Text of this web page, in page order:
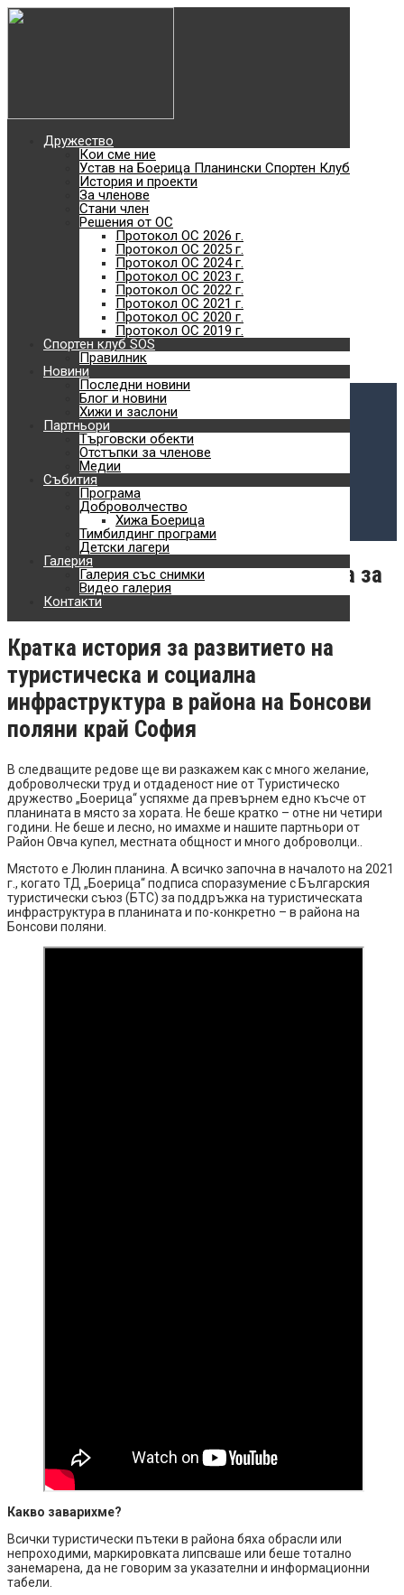
Дружество
Кои сме ние
Устав на Боерица Планински Спортен Клуб
История и проекти
За членове
Стани член
Решения от ОС
Протокол ОС 2026 г.
Протокол ОС 2025 г.
Протокол ОС 2024 г.
Протокол ОС 2023 г.
Протокол ОС 2022 г.
Протокол ОС 2021 г.
Протокол ОС 2020 г.
Протокол ОС 2019 г.
Спортен клуб SOS
Правилник
Новини
Последни новини
Блог и новини
Хижи и заслони
Партньори
Търговски обекти
Отстъпки за членове
Медии
Събития
Програма
Доброволчество
Хижа Боерица
Тимбилдинг програми
Детски лагери
Галерия
Галерия със снимки
Видео галерия
Контакти
туристическа база
Най-голямото отборно
планинско състезание с
кауза в България
с. Железница - Черни връх - с. Владая
Планински спортен клубSOS
Виж повече
Планински спортове
Доброволчество
Хижа Боерица
Детски лагери
Как превърнахме Люлин в планина за
хората
Кратка история за развитието на
туристическа и социална
инфраструктура в района на Бонсови
поляни край София
В следващите редове ще ви разкажем как с много желание,
доброволчески труд и отдаденост ние от Туристическо
дружество „Боерица“ успяхме да превърнем едно късче от
планината в място за хората. Не беше кратко – отне ни четири
години. Не беше и лесно, но имахме и нашите партньори от
Район Овча купел, местната общност и много доброволци..
Мястото е Люлин планина. А всичко започна в началото на 2021
г., когато ТД „Боерица“ подписа споразумение с Българския
туристически съюз (БТС) за поддръжка на туристическата
инфраструктура в планината и по-конкретно – в района на
Бонсови поляни.
Какво заварихме?
Всички туристически пътеки в района бяха обрасли или
непроходими, маркировката липсваше или беше тотално
занемарена, да не говорим за указателни и информационни
табели.